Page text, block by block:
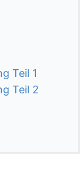
Teil 1
Teil 2